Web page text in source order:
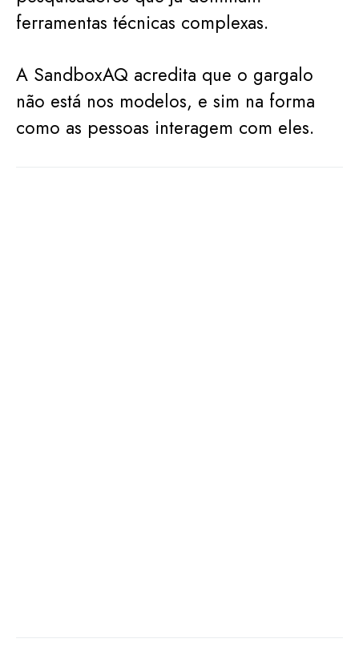
ferramentas técnicas complexas.
A SandboxAQ acredita que o gargalo
não está nos modelos, e sim na forma
como as pessoas interagem com eles.